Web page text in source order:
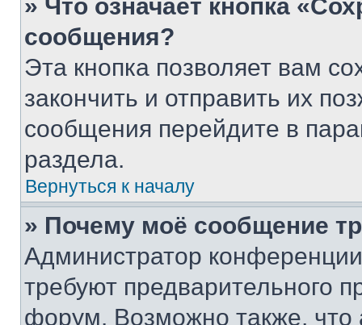
» Что означает кнопка
сообщения?
Эта кнопка позволяет вам
закончить и отправить их
сообщения перейдите в
раздела.
Вернуться к началу
» Почему моё сообщение
Администратор
требуют предварительного
форум. Возможно также, что